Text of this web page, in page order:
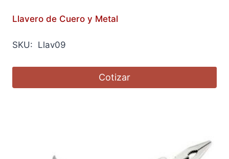
Llavero de Cuero y Metal
SKU: Llav09
Cotizar